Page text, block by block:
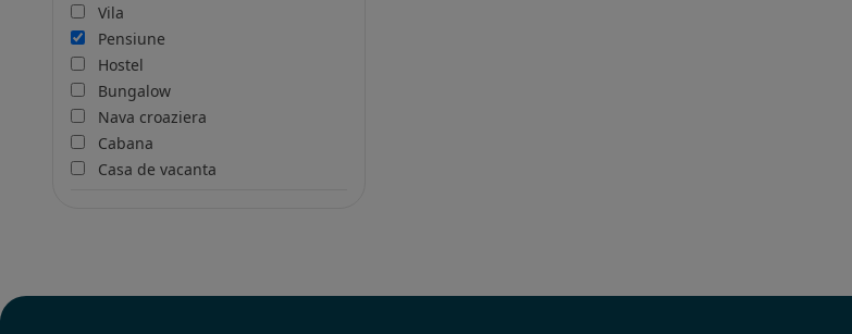
Vila
Pensiune
Hostel
Bungalow
Nava croaziera
Cabana
Casa de vacanta